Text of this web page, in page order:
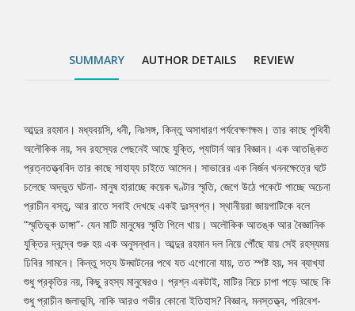
উপন্যাস পাঠককে টেনে নিয়ে যায় যুক্তি ও অজানার এক টানটান যাত্রায়।
SUMMARY AUTHOR DETAILS REVIEW
Tab
Article
আব্দুর রহমান। মধ্যবয়সি, ধনী, নিঃসঙ্গ, কিন্তু অসাধারণ পর্যবেক্ষণক্ষম। তার কাছে পৃথিবী
অলৌকিক নয়, সব রহস্যের পেছনেই আছে যুক্তি, প্যাটার্ন আর বিজ্ঞান। এক আতঙ্কিত
প্রত্নতত্ত্ববিদ তার কাছে সাহায্য চাইতে আসেন। সাভারের এক নির্জন খননক্ষেত্রে ঘটে
চলেছে অদ্ভুত ঘটনা- মানুষ হারাচ্ছে কয়েক ঘণ্টার স্মৃতি, জেগে উঠে পকেটে পাচ্ছে অচেনা
প্রাচীন বস্তু, আর রাতে সবাই দেখছে একই দুঃস্বপ্ন। স্থানীয়রা জায়গাটিকে বলে
“স্মৃতিভূক ডাঙ্গা”- যেন মাটি মানুষের স্মৃতি গিলে খায়। অলৌকিক আতঙ্ক আর বৈজ্ঞানিক
যুক্তির দ্বন্দ্বে শুরু হয় এক অনুসন্ধান। আব্দুর রহমান দল নিয়ে পৌঁছে যায় সেই রহস্যময়
ঢিবির সামনে। কিন্তু সত্য উদ্ঘাটনের পথে যত এগোনো যায়, তত স্পষ্ট হয়, সব ব্যাখ্যা
শুধু প্রকৃতির নয়, কিছু রহস্য মানুষেরও। প্রশ্ন একটাই, মাটির নিচে চাপা পড়ে আছে কি
শুধু প্রাচীন জলাভূমি, নাকি আরও গভীর কোনো ইতিহাস? বিজ্ঞান, মনস্তত্ত্ব, পরিবেশ-